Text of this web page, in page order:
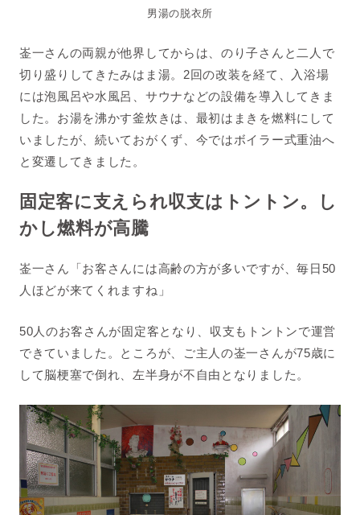
男湯の脱衣所
崟一さんの両親が他界してからは、のり子さんと二人で
切り盛りしてきたみはま湯。2回の改装を経て、入浴場
には泡風呂や水風呂、サウナなどの設備を導入してきま
した。お湯を沸かす釜炊きは、最初はまきを燃料にして
いましたが、続いておがくず、今ではボイラー式重油へ
と変遷してきました。
固定客に支えられ収支はトントン。し
かし燃料が高騰
崟一さん「お客さんには高齢の方が多いですが、毎日50
人ほどが来てくれますね」
50人のお客さんが固定客となり、収支もトントンで運営
できていました。ところが、ご主人の崟一さんが75歳に
して脳梗塞で倒れ、左半身が不自由となりました。